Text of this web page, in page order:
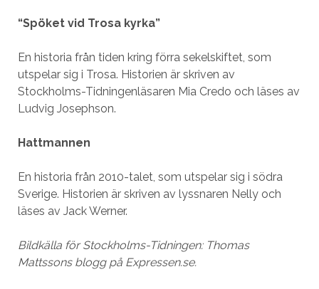
“Spöket vid Trosa kyrka”
En historia från tiden kring förra sekelskiftet, som
utspelar sig i Trosa. Historien är skriven av
Stockholms-Tidningenläsaren Mia Credo och läses av
Ludvig Josephson.
Hattmannen
En historia från 2010-talet, som utspelar sig i södra
Sverige. Historien är skriven av lyssnaren Nelly och
läses av Jack Werner.
Bildkälla för Stockholms-Tidningen: Thomas
Mattssons blogg på Expressen.se.